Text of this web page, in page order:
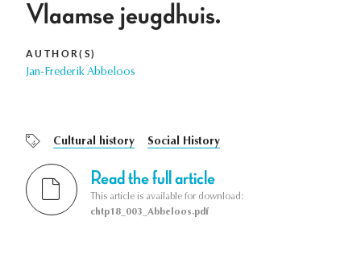
Vlaamse jeugdhuis.
AUTHOR(S)
Jan-Frederik Abbeloos
Cultural history Social History
Read the full article
This article is available for download:
chtp18_003_Abbeloos.pdf